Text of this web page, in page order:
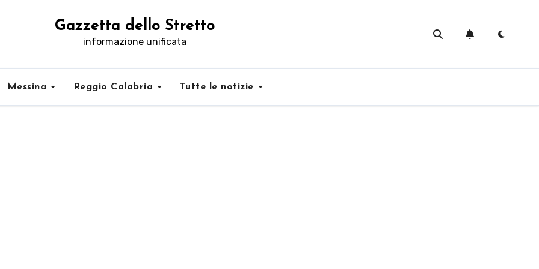
Gazzetta dello Stretto
informazione unificata
Messina Reggio Calabria Tutte le notizie